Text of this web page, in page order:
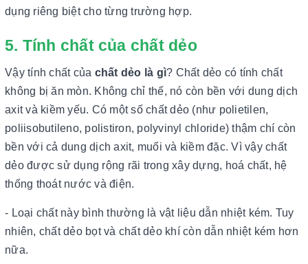
dụng riêng biệt cho từng trường hợp.
5. Tính chất của chất dẻo
Vậy tính chất của chất dẻo là gì? Chất dẻo có tính chất
không bị ăn mòn. Không chỉ thế, nó còn bền với dung dịch
axit và kiềm yếu. Có một số chất dẻo (như polietilen,
poliisobutileno, polistiron, polyvinyl chloride) thậm chí còn
bền với cả dung dịch axit, muối và kiềm đặc. Vì vậy chất
dẻo được sử dụng rộng rãi trong xây dựng, hoá chất, hệ
thống thoát nước và điện.
- Loại chất này bình thường là vật liệu dẫn nhiệt kém. Tuy
nhiên, chất dẻo bọt và chất dẻo khí còn dẫn nhiệt kém hơn
nữa.